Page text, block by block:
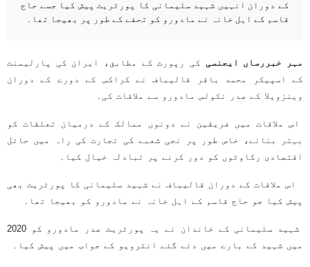
کے دوران انہیں شہید سلیمانی کا پورٹریٹ پیش کیا جسے حاج
قاسم کے اہل خانہ نے مادورو کو تحفے کے طور پر بھیجا تھا۔
مہر خبررساں ایجنسی کی رپورٹ کے مطابق، ایران کی پارلیمنٹ
کے اسپیکر محمد باقر قالیباف نے کراکس کے دورے کے دوران
وینزویلا کے صدر نکولس مادورو سے ملاقات کی۔
اس ملاقات میں فریقین نے دونوں ممالک کے درمیان تعلقات کو
بہتر بنانے، خاص طور پر نجی شعبے کی تجارت کی راہ میں حائل
اقتصادی رکاوٹوں کو دور کرنے پر تبادلہ خیال کیا۔
اس ملاقات کے دوران قالیباف نے شہید سلیمانی کا پورٹریٹ بھی
پیش کیا جو حاج قاسم کے اہل خانہ نے مادورو کو بھیجا تھا۔
شہید سلیمانی کے خاندان نے یہ پورٹریٹ صدر مادورو کو 2020
میں شہید کے بارے میں دئے گئے انٹرویو کے جواب میں پیش کیا۔